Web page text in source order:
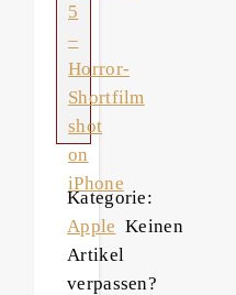
5
–
Horror-
Shortfilm
shot
on
iPhone
Kategorie:
Apple Keinen
Artikel
verpassen?